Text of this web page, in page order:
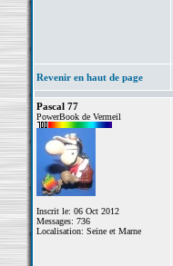
Revenir en haut de page
Pascal 77
PowerBook de Vermeil
Inscrit le: 06 Oct 2012
Messages: 736
Localisation: Seine et Marne